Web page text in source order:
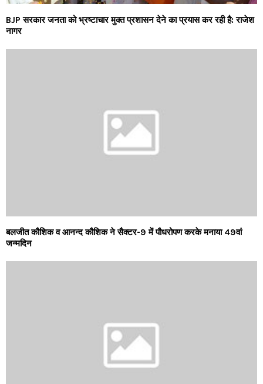
BJP सरकार जनता को भ्रष्टाचार मुक्त प्रशासन देने का प्रयास कर रही है: राजेश
नागर
बलजीत कौशिक व आनन्द कौशिक ने सैक्टर-9 में पौधरोपण करके मनाया 49वां
जन्मदिन